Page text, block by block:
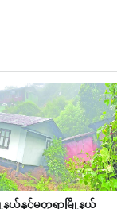
ယ်နှင့်မတ္တရာမြို့နယ်